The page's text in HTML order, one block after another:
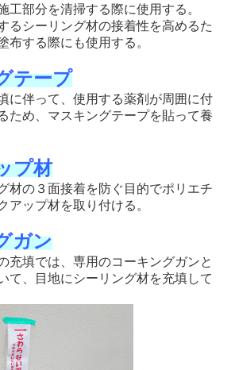
工部分を清掃する際に使用する。
るシーリング材の接着性を高めるた
布する際にも使用する。
テープ
に伴って、使用する薬剤が周囲に付
ため、マスキングテープを貼って養
プ材
材の３面接着を防ぐ目的でポリエチ
アップ材を取り付ける。
ガン
充填では、専用のコーキングガンと
て、目地にシーリング材を充填して